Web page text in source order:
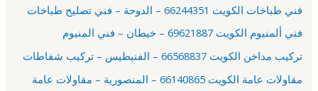
:فني طباخات الكويت 66244351 – الدوحة – فني تصليح طباخات
فني ألمنيوم الكويت 69621887 – خيطان – فني المنيوم
تركيب مداخن الكويت 66568837 – الفنيطيس – تركيب شفاطات
مقاولات عامة الكويت 66140865 – المنصورية – مقاولات عامة